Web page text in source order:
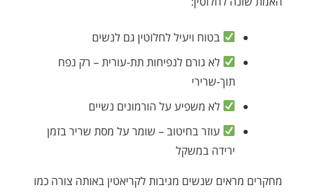
בטוח ויעיל לחלוטין גם לנשים
לא גורם לנפיחות תת-עורית – רק נפח
תוך-שרירי
לא משפיע על הורמונים נשיים
עוזר בחיטוב – שומר על מסת שריר בזמן
ירידה במשקל
מחקרים מראים שנשים מגיבות לקריאטין באותה צורה כמו